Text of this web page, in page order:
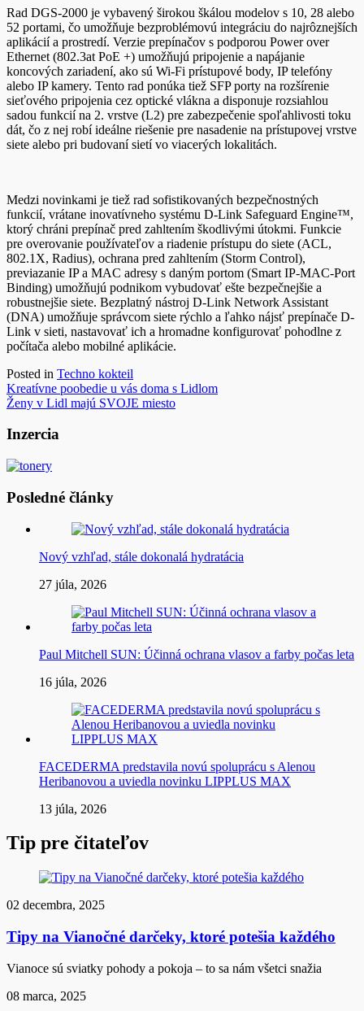
Rad DGS-2000 je vybavený širokou škálou modelov s 10, 28 alebo
52 portami, čo umožňuje bezproblémovú integráciu do najrôznejších
aplikácií a prostredí. Verzie prepínačov s podporou Power over
Ethernet (802.3at PoE +) umožňujú pripojenie a napájanie
koncových zariadení, ako sú Wi-Fi prístupové body, IP telefóny
alebo IP kamery. Tento rad ponúka tiež SFP porty na rozšírenie
sieťového pripojenia cez optické vlákna a disponuje rozsiahlou
sadou funkcií na 2. vrstve (L2) pre zabezpečenie spoľahlivosti toku
dát, čo z nej robí ideálne riešenie pre nasadenie na prístupovej vrstve
siete alebo pri budovaní sietí vo viacerých lokalitách.
Medzi novinkami je tiež rad sofistikovaných bezpečnostných
funkcií, vrátane inovatívneho systému D-Link Safeguard Engine™,
ktorý chráni prepínač pred zahltením škodlivými útokmi. Funkcie
pre overovanie používateľov a riadenie prístupu do siete (ACL,
802.1X, Radius), ochrana pred zahltením (Storm Control),
previazanie IP a MAC adresy s daným portom (Smart IP-MAC-Port
Binding) umožňujú podnikom vybudovať ešte bezpečnejšie a
robustnejšie siete. Bezplatný nástroj D-Link Network Assistant
(DNA) umožňuje správcom siete rýchlo a ľahko nájsť prepínače D-
Link v sieti, nastavovať ich a hromadne konfigurovať pohodlne z
počítača alebo mobilné aplikácie.
Posted in Techno kokteil
Navigácia
v
článku
Kreatívne poobedie u vás doma s Lidlom
Ženy v Lidl majú SVOJE miesto
Inzercia
Posledné články
Nový vzhľad, stále dokonalá hydratácia
27 júla, 2026
Paul Mitchell SUN: Účinná ochrana vlasov a farby počas leta
16 júla, 2026
FACEDERMA predstavila novú spoluprácu s Alenou
Heribanovou a uviedla novinku LIPPLUS MAX
13 júla, 2026
Tip pre čitateľov
02 decembra, 2025
Tipy na Vianočné darčeky, ktoré potešia každého
Vianoce sú sviatky pohody a pokoja – to sa nám všetci snažia
08 marca, 2025